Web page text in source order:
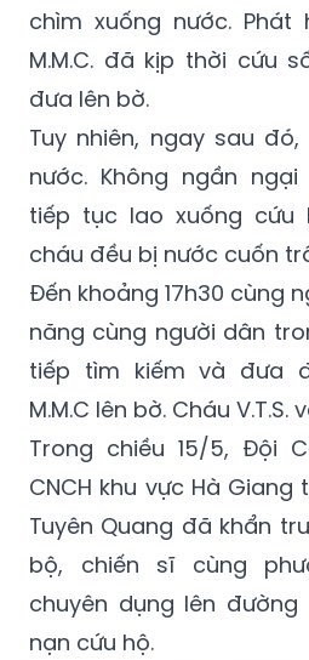
chìm xuống nước. Phát
M.M.C. đã kịp thời cứu
đưa lên bờ.
Tuy nhiên, ngay sau đó,
nước. Không ngần ngại
tiếp tục lao xuống cứu
cháu đều bị nước cuốn
Đến khoảng 17h30 cùng
năng cùng người dân
tiếp tìm kiếm và đưa
M.M.C lên bờ. Cháu V.T.S.
Trong chiều 15/5, Đội
CNCH khu vực Hà
Tuyên Quang đã khẩn
bộ, chiến sĩ cùng
chuyên dụng lên
nạn cứu hộ.